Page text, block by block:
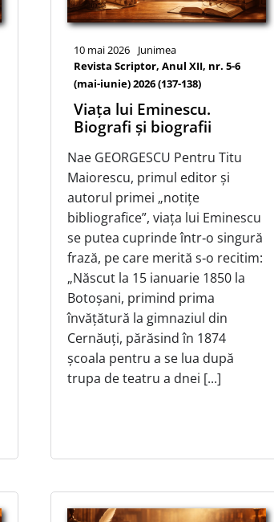
10 mai 2026
Junimea
Revista Scriptor, Anul XII, nr. 5-6
(mai-iunie) 2026 (137-138)
Viaţa lui Eminescu.
Biografi și biografii
Nae GEORGESCU Pentru Titu
Maiorescu, primul editor și
autorul primei „notițe
bibliografice”, viața lui Eminescu
se putea cuprinde într‑o singură
frază, pe care merită s‑o recitim:
„Născut la 15 ianuarie 1850 la
Botoșani, primind prima
învățătură la gimnaziul din
Cernăuți, părăsind în 1874
școala pentru a se lua după
trupa de teatru a dnei [...]